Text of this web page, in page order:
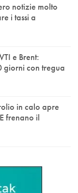
notizie molto
i tassi a
e Brent:
giorni con tregua
in calo apre
frenano il